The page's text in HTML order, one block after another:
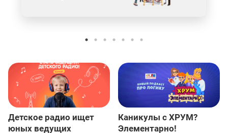
Детское радио ищет
юных ведущих
Каникулы с ХРУМ?
Элементарно!